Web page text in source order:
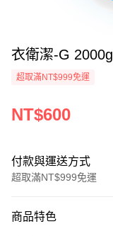
衣衛潔-G 2000g
超取滿NT$999免運
NT$600
付款與運送方式
超取滿NT$999免運
信用卡一次付款
商品特色